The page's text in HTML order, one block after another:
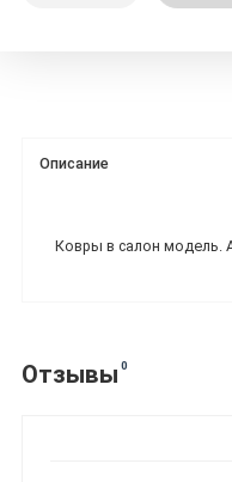
Описание
Ковры в салон модель.
Отзывы 0